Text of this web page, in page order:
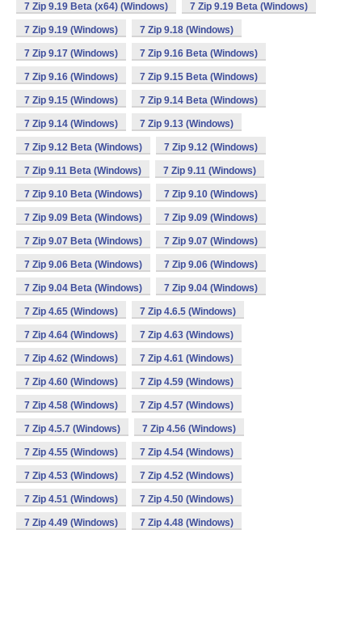
7 Zip 9.19 Beta (x64) (Windows) 7 Zip 9.19 Beta (Windows)
7 Zip 9.19 (Windows) 7 Zip 9.18 (Windows)
7 Zip 9.17 (Windows) 7 Zip 9.16 Beta (Windows)
7 Zip 9.16 (Windows) 7 Zip 9.15 Beta (Windows)
7 Zip 9.15 (Windows) 7 Zip 9.14 Beta (Windows)
7 Zip 9.14 (Windows) 7 Zip 9.13 (Windows)
7 Zip 9.12 Beta (Windows) 7 Zip 9.12 (Windows)
7 Zip 9.11 Beta (Windows) 7 Zip 9.11 (Windows)
7 Zip 9.10 Beta (Windows) 7 Zip 9.10 (Windows)
7 Zip 9.09 Beta (Windows) 7 Zip 9.09 (Windows)
7 Zip 9.07 Beta (Windows) 7 Zip 9.07 (Windows)
7 Zip 9.06 Beta (Windows) 7 Zip 9.06 (Windows)
7 Zip 9.04 Beta (Windows) 7 Zip 9.04 (Windows)
7 Zip 4.65 (Windows) 7 Zip 4.6.5 (Windows)
7 Zip 4.64 (Windows) 7 Zip 4.63 (Windows)
7 Zip 4.62 (Windows) 7 Zip 4.61 (Windows)
7 Zip 4.60 (Windows) 7 Zip 4.59 (Windows)
7 Zip 4.58 (Windows) 7 Zip 4.57 (Windows)
7 Zip 4.5.7 (Windows) 7 Zip 4.56 (Windows)
7 Zip 4.55 (Windows) 7 Zip 4.54 (Windows)
7 Zip 4.53 (Windows) 7 Zip 4.52 (Windows)
7 Zip 4.51 (Windows) 7 Zip 4.50 (Windows)
7 Zip 4.49 (Windows) 7 Zip 4.48 (Windows)